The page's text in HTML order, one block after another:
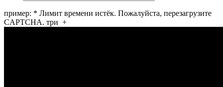
пример: * Лимит времени истёк. Пожалуйста, перезагрузите
CAPTCHA. три +